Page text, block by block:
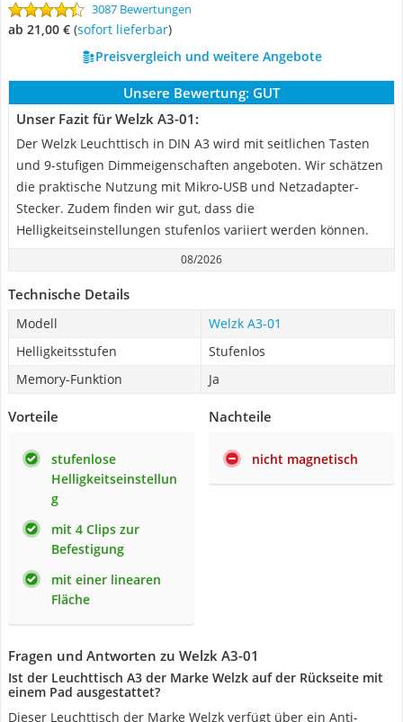
3087 Bewertungen
ab 21,00 € ( Sofort lieferbar)
Preisvergleich und weitere Angebote
Unsere Bewertung: GUT
Unser Fazit für Welzk A3-01:
Der Welzk Leuchttisch in DIN A3 wird mit seitlichen Tasten
und 9-stufigen Dimmeigenschaften angeboten. Wir schätzen
die praktische Nutzung mit Mikro-USB und Netzadapter-
Stecker. Zudem finden wir gut, dass die
Helligkeitseinstellungen stufenlos variiert werden können.
08/2026
Technische Details
Modell
Welzk A3-01
Helligkeitsstufen
Stufenlos
Memory-Funktion
Ja
Vorteile
stufenlose
Helligkeitseinstellun
g
mit 4 Clips zur
Befestigung
mit einer linearen
Fläche
Nachteile
nicht magnetisch
Fragen und Antworten zu Welzk A3-01
Ist der Leuchttisch A3 der Marke Welzk auf der Rückseite mit
einem Pad ausgestattet?
Dieser Leuchttisch der Marke Welzk verfügt über ein Anti-